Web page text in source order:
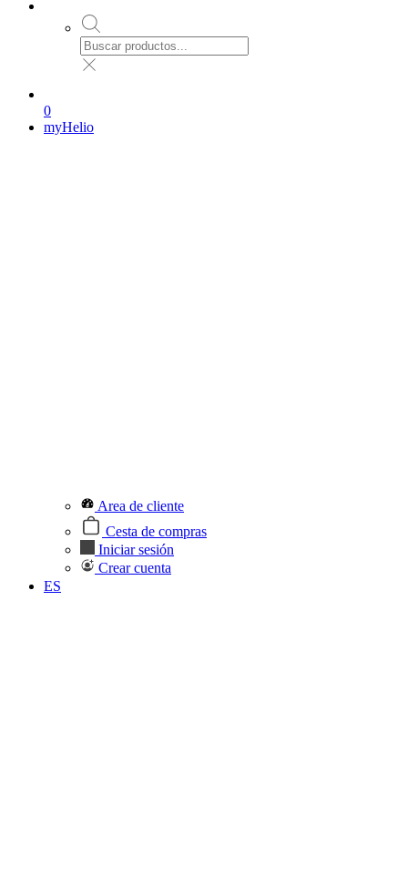
0
myHelio
Area de cliente
Cesta de compras
Iniciar sesión
Crear cuenta
ES